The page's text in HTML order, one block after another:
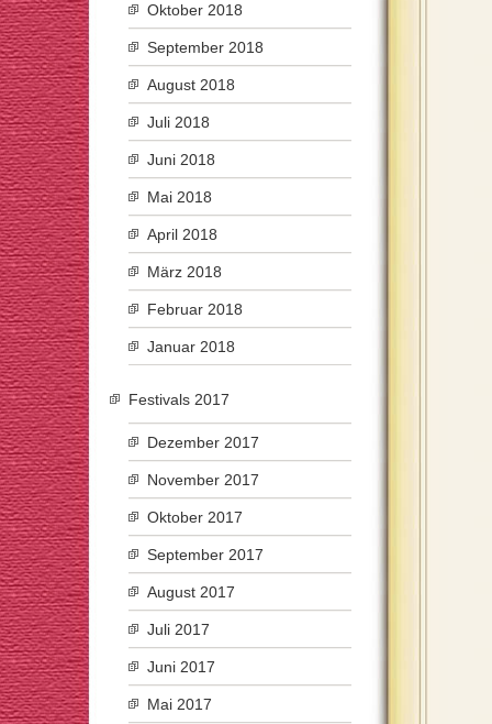
Oktober 2018
September 2018
August 2018
Juli 2018
Juni 2018
Mai 2018
April 2018
März 2018
Februar 2018
Januar 2018
Festivals 2017
Dezember 2017
November 2017
Oktober 2017
September 2017
August 2017
Juli 2017
Juni 2017
Mai 2017